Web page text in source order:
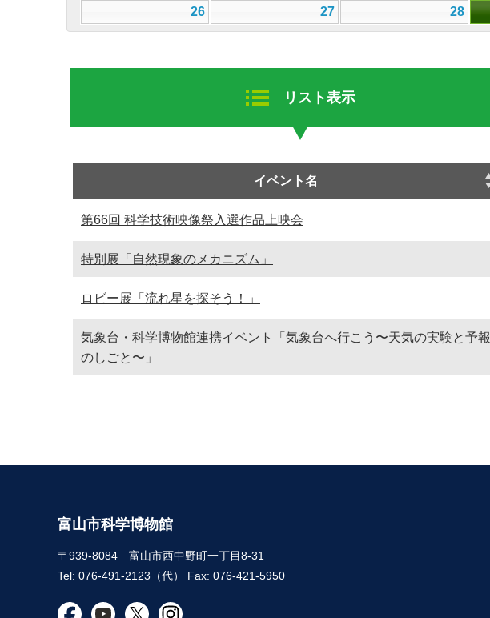
26
27 28
リスト表示
イベント名
第66回 科学技術映像祭入選作品上映会
特別展「自然現象のメカニズム」
ロビー展「流れ星を探そう！」
気象台・科学博物館連携イベント「気象台へ行こう〜天気の実験と予報
のしごと〜」
富山市科学博物館
〒939-8084 富山市西中野町一丁目8-31
Tel: 076-491-2123（代） Fax: 076-421-5950